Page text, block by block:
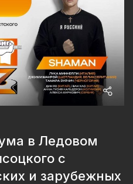
в Ледовом
с
и зарубежных